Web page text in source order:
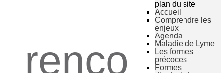
renco
plan du site
Accueil
Comprendre les
enjeux
Agenda
Maladie de Lyme
Les formes
précoces
Formes